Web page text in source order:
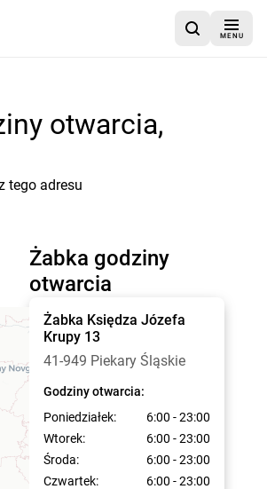
MENU
otwarcia,
tego adresu
Żabka godziny
otwarcia
Żabka Księdza Józefa
Krupy 13
41-949 Piekary Śląskie
Godziny otwarcia:
Poniedziałek:
6:00 - 23:00
Wtorek:
6:00 - 23:00
Środa:
6:00 - 23:00
Czwartek:
6:00 - 23:00